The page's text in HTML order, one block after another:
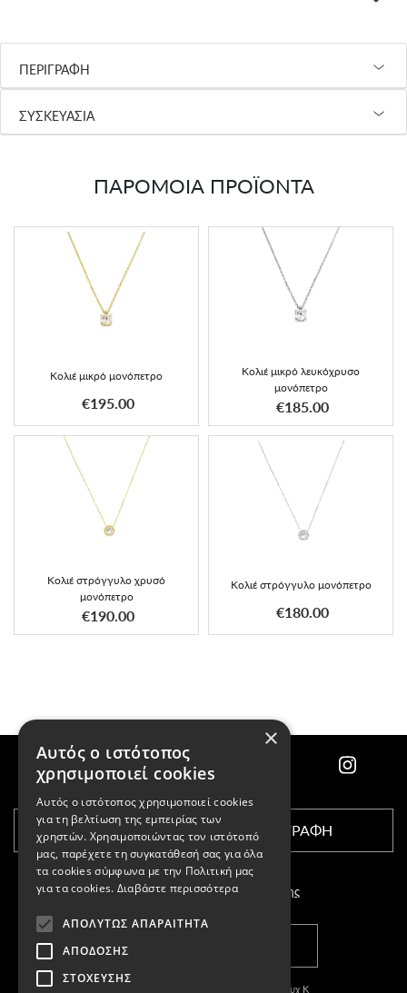
ΠΕΡΙΓΡΑΦΗ
ΣΥΣΚΕΥΑΣΙΑ
ΠΑΡΟΜΟΙΑ ΠΡΟΪΟΝΤΑ
Κολιέ μικρό μονόπετρο
€195.00
Κολιέ μικρό λευκόχρυσο
μονόπετρο
€185.00
Κολιέ στρόγγυλο χρυσό
μονόπετρο
€190.00
Κολιέ στρόγγυλο μονόπετρο
€180.00
ΕΓΓΡΑΦΗ
Αποδέχομαι τους όρους χρήσης
Copyright © 2011-2026 Κασπαριάν Σεμπουχ Κ
×
Αυτός ο ιστότοπος
χρησιμοποιεί cookies
Αυτός ο ιστότοπος χρησιμοποιεί cookies
για τη βελτίωση της εμπειρίας των
χρηστών. Χρησιμοποιώντας τον ιστότοπό
μας, παρέχετε τη συγκατάθεσή σας για όλα
τα cookies σύμφωνα με την Πολιτική μας
για τα cookies. Διαβάστε περισσότερα
ΑΠΟΛΎΤΩΣ ΑΠΑΡΑΊΤΗΤΑ
ΑΠΌΔΟΣΗΣ
ΣΤΌΧΕΥΣΗΣ